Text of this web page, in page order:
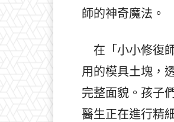
師的神奇魔法。
在「小小修復
用的模具土塊，
完整面貌。孩子
醫生正在進行精